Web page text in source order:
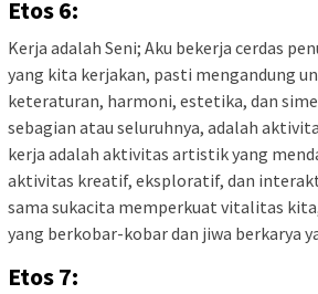
Etos 6:
Kerja adalah Seni; Aku bekerja cerdas
yang kita kerjakan, pasti mengandung
keteraturan, harmoni, estetika, dan
sebagian atau seluruhnya, adalah
kerja adalah aktivitas artistik yang
aktivitas kreatif, eksploratif, dan
sama sukacita memperkuat vitalitas
yang berkobar-kobar dan jiwa berkarya
Etos 7: